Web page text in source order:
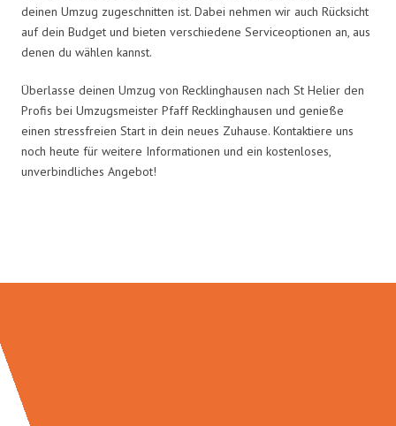
deinen Umzug zugeschnitten ist. Dabei nehmen wir auch Rücksicht
auf dein Budget und bieten verschiedene Serviceoptionen an, aus
denen du wählen kannst.
Überlasse deinen Umzug von Recklinghausen nach St Helier den
Profis bei Umzugsmeister Pfaff Recklinghausen und genieße
einen stressfreien Start in dein neues Zuhause. Kontaktiere uns
noch heute für weitere Informationen und ein kostenloses,
unverbindliches Angebot!